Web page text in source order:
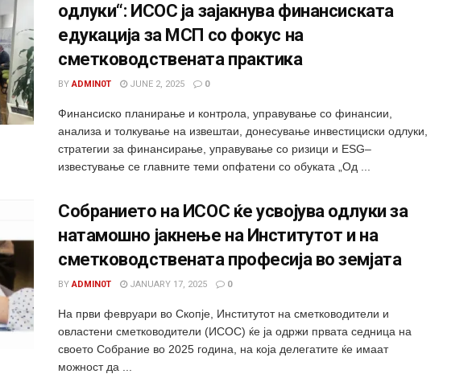
одлуки“: ИСОС ја зајакнува финансиската
едукација за МСП со фокус на
сметководствената практика
BY ADMIN0T JUNE 2, 2025 0
Финансиско планирање и контрола, управување со финансии,
анализа и толкување на извештаи, донесување инвестициски одлуки,
стратегии за финансирање, управување со ризици и ESG–
известување се главните теми опфатени со обуката „Од ...
Собранието на ИСОС ќе усвојува одлуки за
натамошно јакнење на Институтот и на
сметководствената професија во земјата
BY ADMIN0T JANUARY 17, 2025 0
На први февруари во Скопје, Институтот на сметководители и
овластени сметководители (ИСОС) ќе ја одржи првата седница на
своето Собрание во 2025 година, на која делегатите ќе имаат
можност да ...